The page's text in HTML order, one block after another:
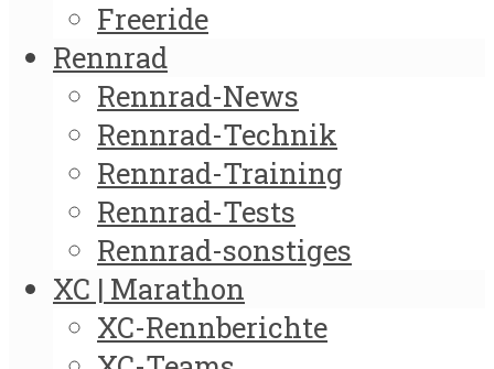
Freeride
Rennrad
Rennrad-News
Rennrad-Technik
Rennrad-Training
Rennrad-Tests
Rennrad-sonstiges
XC | Marathon
XC-Rennberichte